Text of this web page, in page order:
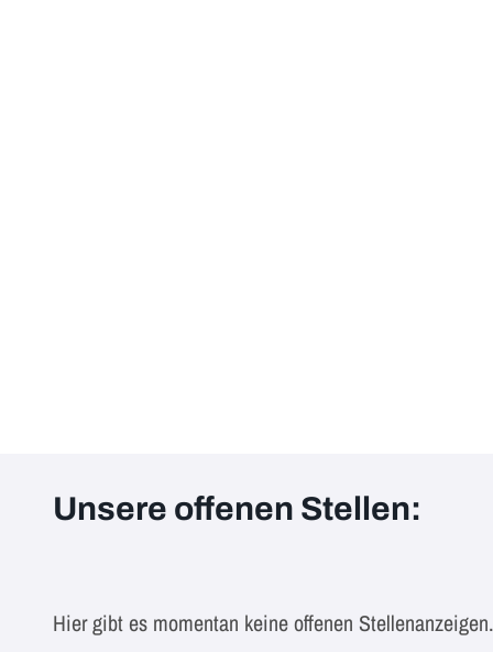
Unsere offenen Stellen:
Hier gibt es momentan keine offenen Stellenanzeigen.